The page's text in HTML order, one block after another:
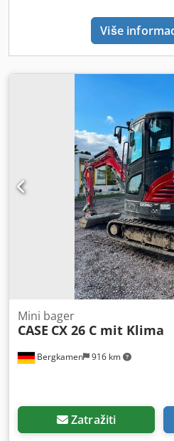
Više
Bergkamen 916 km
Mini bager
CASE CX 26 C mit Klima
Zatražiti